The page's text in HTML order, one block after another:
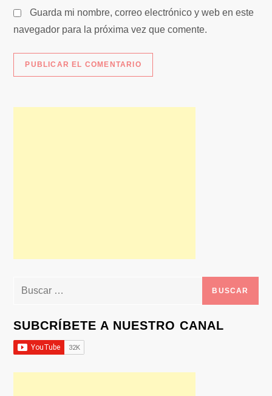
s
Guarda mi nombre, correo electrónico y web en este
navegador para la próxima vez que comente.
Buscar:
SUBCRÍBETE A NUESTRO CANAL